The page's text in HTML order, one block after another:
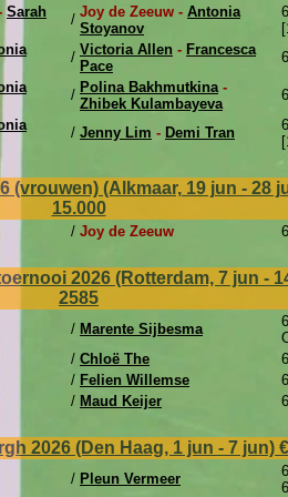
Sarah
/ Joy de Zeeuw - Antonia
Stoyanov
/ Victoria Allen - Francesca
Pace
/ Polina Bakhmutkina-
Zhibek Kulambayeva
/ Jenny Lim - Demi Tran
(vrouwen) (Alkmaar, 19 jun - 28
15.000
/ Joy de Zeeuw
2026 (Rotterdam, 7 jun -
2585
/ Marente Sijbesma
/ Chloë The
/ Felien Willemse
/ Maud Keijer
2026 (Den Haag, 1 jun - 7 jun)
/ Pleun Vermeer